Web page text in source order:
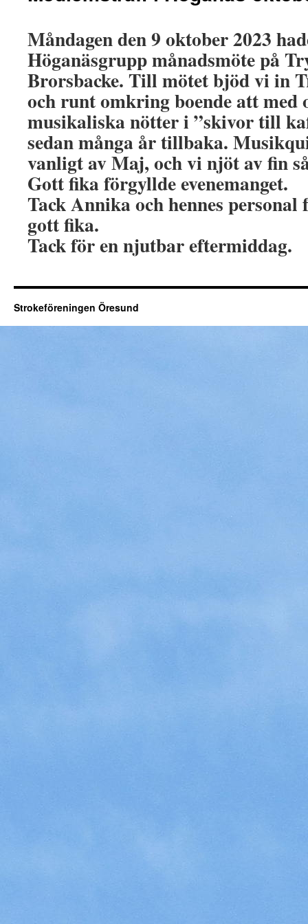
Måndagen den 9 oktober 2023
Höganäsgrupp månadsmöte på
Brorsbacke. Till mötet bjöd vi in
och runt omkring boende att med
musikaliska nötter i ”skivor till
sedan många år tillbaka.
vanligt av Maj, och vi njöt av fin
Gott fika förgyllde evenemanget.
Tack Annika och hennes personal
gott fika.
Tack för en njutbar eftermiddag.
Strokeföreningen Öresund